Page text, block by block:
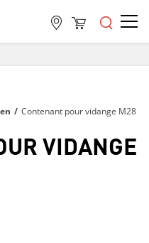
DE PLUS DE 99 $
DE PLUS DE 99 $
/ Contenant pour vidange M28
VIDANGE